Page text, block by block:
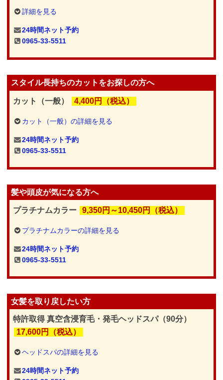
詳細を見る
24時間ネット予約
0965-33-5511
スタイル長持ちのカットをお探しの方へ
カット（一般） 4,400円（税込）
カット（一般）の詳細を見る
24時間ネット予約
0965-33-5511
髪や頭皮が気になる方へ
プラチナムカラー 9,350円～10,450円（税込）
プラチナムカラーの詳細を見る
24時間ネット予約
0965-33-5511
女髪を取り戻したい方
特許取得 真空含浸育毛・発毛ヘッドスパ（90分）
17,600円（税込）
ヘッドスパの詳細を見る
24時間ネット予約